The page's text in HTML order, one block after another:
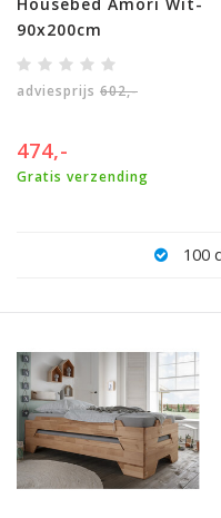
90x200cm
adviesprijs 602,-
474,-
Gratis verzending
100